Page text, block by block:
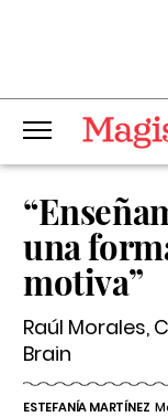
una
motiva”
Raúl Morales,
Brain
ESTEFANÍA MARTÍNEZ